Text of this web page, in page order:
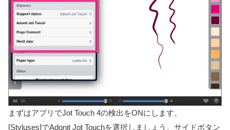
まずはアプリでJot Touch 4の検出をONにします。
[Styluses]でAdonit Jot Touchを選択しましょう。サイドボタン